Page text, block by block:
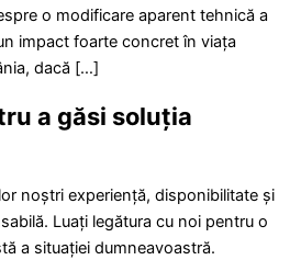
o modificare aparent tehnică a
impact foarte concret în viața
dacă […]
a găsi soluția
noștri experiență, disponibilitate și
Luați legătura cu noi pentru o
a situației dumneavoastră.